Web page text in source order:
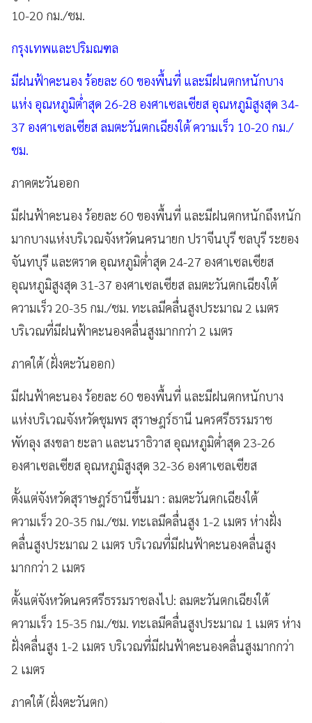
10-20 กม./ชม.
กรุงเทพและปริมณฑล
มีฝนฟ้าคะนอง ร้อยละ 60 ของพื้นที่ และมีฝนตกหนักบาง
แห่ง อุณหภูมิต่ำสุด 26-28 องศาเซลเซียส อุณหภูมิสูงสุด 34-
37 องศาเซลเซียส ลมตะวันตกเฉียงใต้ ความเร็ว 10-20 กม./
ชม.
ภาคตะวันออก
มีฝนฟ้าคะนอง ร้อยละ 60 ของพื้นที่ และมีฝนตกหนักถึงหนัก
มากบางแห่งบริเวณจังหวัดนครนายก ปราจีนบุรี ชลบุรี ระยอง
จันทบุรี และตราด อุณหภูมิต่ำสุด 24-27 องศาเซลเซียส
อุณหภูมิสูงสุด 31-37 องศาเซลเซียส ลมตะวันตกเฉียงใต้
ความเร็ว 20-35 กม./ชม. ทะเลมีคลื่นสูงประมาณ 2 เมตร
บริเวณที่มีฝนฟ้าคะนองคลื่นสูงมากกว่า 2 เมตร
ภาคใต้ (ฝั่งตะวันออก)
มีฝนฟ้าคะนอง ร้อยละ 60 ของพื้นที่ และมีฝนตกหนักบาง
แห่งบริเวณจังหวัดชุมพร สุราษฎร์ธานี นครศรีธรรมราช
พัทลุง สงขลา ยะลา และนราธิวาส อุณหภูมิต่ำสุด 23-26
องศาเซลเซียส อุณหภูมิสูงสุด 32-36 องศาเซลเซียส
ตั้งแต่จังหวัดสุราษฎร์ธานีขึ้นมา : ลมตะวันตกเฉียงใต้
ความเร็ว 20-35 กม./ชม. ทะเลมีคลื่นสูง 1-2 เมตร ห่างฝั่ง
คลื่นสูงประมาณ 2 เมตร บริเวณที่มีฝนฟ้าคะนองคลื่นสูง
มากกว่า 2 เมตร
ตั้งแต่จังหวัดนครศรีธรรมราชลงไป: ลมตะวันตกเฉียงใต้
ความเร็ว 15-35 กม./ชม. ทะเลมีคลื่นสูงประมาณ 1 เมตร ห่าง
ฝั่งคลื่นสูง 1-2 เมตร บริเวณที่มีฝนฟ้าคะนองคลื่นสูงมากกว่า
2 เมตร
ภาคใต้ (ฝั่งตะวันตก)